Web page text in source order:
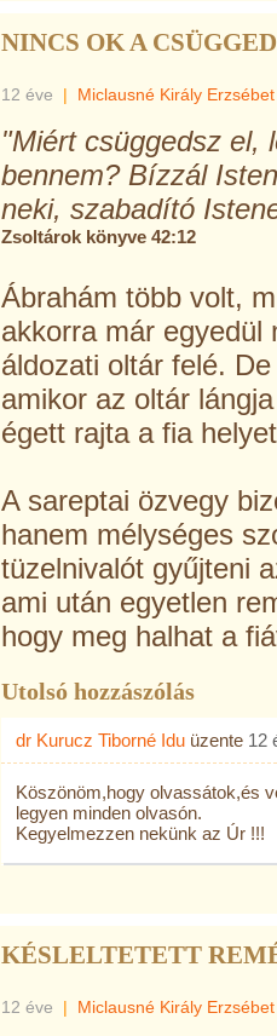
NINCS OK A
12 éve | Miclausné Király Erzsébet
"Miért csüggedsz el,
bennem? Bízzál
neki, szabadító
Zsoltárok könyve 42:12
Ábrahám több volt,
akkorra már egyedül
áldozati oltár felé.
amikor az oltár
égett rajta a fia
A sareptai özvegy
hanem mélységes
tüzelnivalót gyűjteni
ami után egyetlen
hogy meg halhat a
Utolsó hozzászólás
dr Kurucz Tiborné Idu üzente 12
Köszönöm,hogy olvassátok,és
legyen minden olvasón.
Kegyelmezzen nekünk az Úr !!!
KÉSLELTETETT
12 éve | Miclausné Király Erzsébet